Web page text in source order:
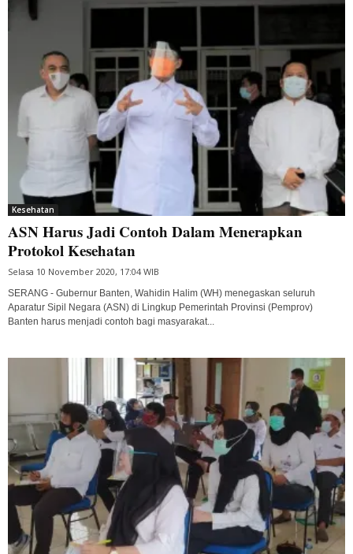
Kesehatan
ASN Harus Jadi Contoh Dalam Menerapkan
Protokol Kesehatan
Selasa 10 November 2020, 17:04 WIB
SERANG - Gubernur Banten, Wahidin Halim (WH) menegaskan seluruh
Aparatur Sipil Negara (ASN) di Lingkup Pemerintah Provinsi (Pemprov)
Banten harus menjadi contoh bagi masyarakat...